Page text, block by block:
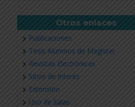
Otros enlaces
Publicaciones
Tesis Alumnos de Magíster
Revistas Electrónicas
Sitios de Interés
Extensión
Uso de Salas